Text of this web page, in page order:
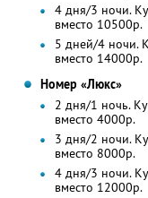
4 дня/3 ночи.
вместо 10500р.
5 дней/4 ночи.
вместо 14000р.
Номер «Люкс»
2 дня/1 ночь.
вместо 4000р.
3 дня/2 ночи.
вместо 8000р.
4 дня/3 ночи.
вместо 12000р.